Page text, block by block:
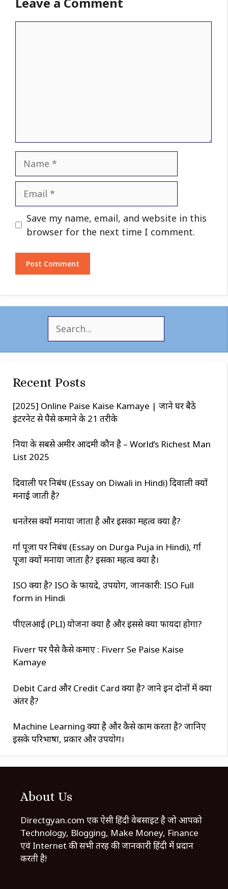
Name
Email
Website
Save my name, email, and website in this
browser for the next time I comment.
h
Recent Posts
[2025] Online Paise Kaise Kamaye | जाने घर बैठे
इंटरनेट से पैसे कमाने के 21 तरीके
दुनिया के सबसे अमीर आदमी कौन है – World’s Richest Man
List 2025
दिवाली पर निबंध (Essay on Diwali in Hindi) दिवाली क्यों
मनाई जाती है?
धनतेरस क्यों मनाया जाता है और इसका महत्व क्या है?
दुर्गा पूजा पर निबंध (Essay on Durga Puja in Hindi), दुर्गा
पूजा क्यों मनाया जाता है? इसका महत्व क्या है।
ISO क्या है? ISO के फायदे, उपयोग, जानकारी: ISO Full
form in Hindi
पीएलआई (PLI) योजना क्या है और इससे क्या फायदा होगा?
Fiverr पर पैसे कैसे कमाए : Fiverr Se Paise Kaise
Kamaye
Debit Card और Credit Card क्या है? जाने इन दोनों में क्या
अंतर है?
Machine Learning क्या है और कैसे काम करता है? जानिए
इसके परिभाषा, प्रकार और उपयोग।
About Us
Directgyan.com एक ऐसी हिंदी वेबसाइट है जो आपको
Technology, Blogging, Make Money, Finance
एवं Internet की सभी तरह की जानकारी हिंदी में प्रदान
करती है!